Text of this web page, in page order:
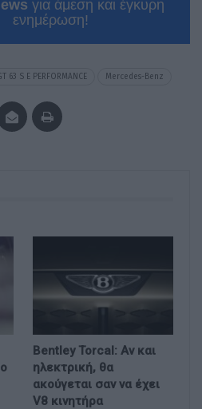
για άμεση και έγκυρη
ενημέρωση!
63 S E PERFORMANCE Mercedes-Benz
Bentley Torcal: Αν και
ηλεκτρική, θα
ακούγεται σαν να έχει
V8 κινητήρα